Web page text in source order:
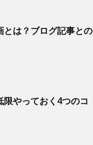
は？ブログ記事との
やっておく4つのコ